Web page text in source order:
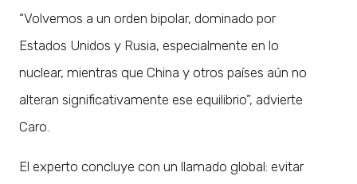
“Volvemos a un orden bipolar, dominado por
Estados Unidos y Rusia, especialmente en lo
nuclear, mientras que China y otros países aún no
alteran significativamente ese equilibrio”, advierte
Caro.
El experto concluye con un llamado global: evitar